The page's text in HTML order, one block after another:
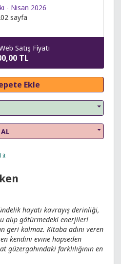
- Nisan 2026
sayfa
Satış Fiyatı
TL
Ekle
hayatı kavrayış derinliği,
alıp götürmedeki enerjileri
geri kalmaz. Kitaba adını veren
kendini evine hapseden
güzergahındaki farklılığının en